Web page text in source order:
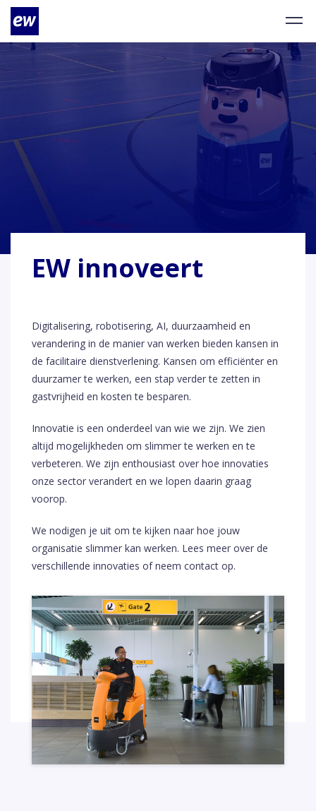
EW innoveert
Digitalisering, robotisering, AI, duurzaamheid en
verandering in de manier van werken bieden kansen in
de facilitaire dienstverlening. Kansen om efficiënter en
duurzamer te werken, een stap verder te zetten in
gastvrijheid en kosten te besparen.
Innovatie is een onderdeel van wie we zijn. We zien
altijd mogelijkheden om slimmer te werken en te
verbeteren. We zijn enthousiast over hoe innovaties
onze sector verandert en we lopen daarin graag
voorop.
We nodigen je uit om te kijken naar hoe jouw
organisatie slimmer kan werken. Lees meer over de
verschillende innovaties of neem contact op.